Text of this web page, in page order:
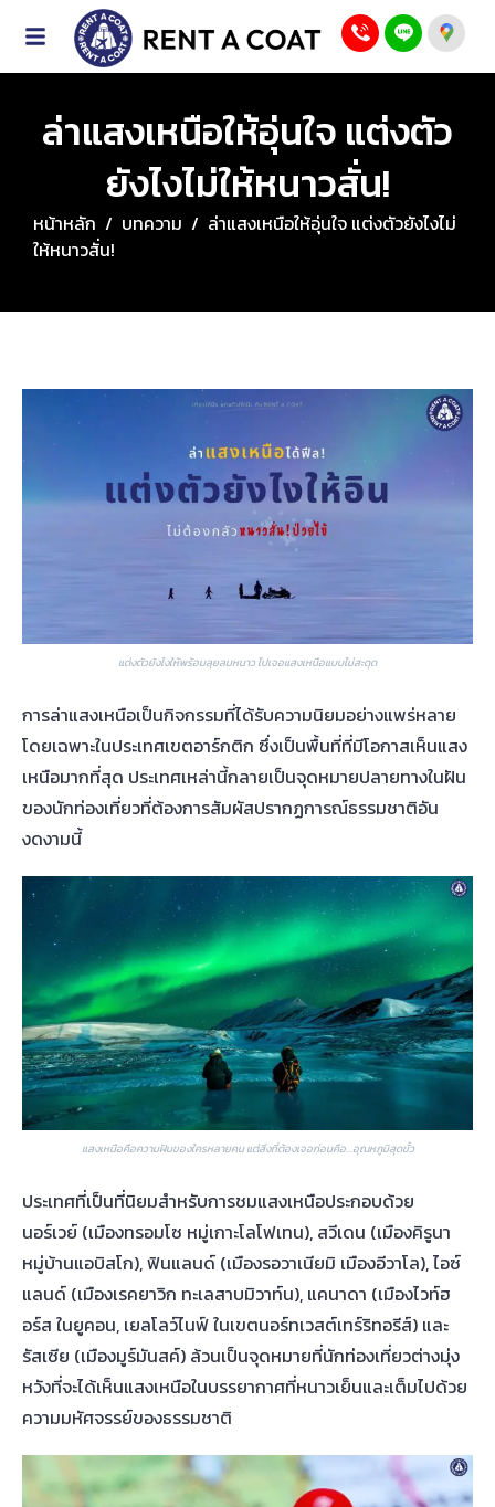
ล่าแสงเหนือให้อุ่นใจ แต่งตัว
ยังไงไม่ให้หนาวสั่น!
หน้าหลัก / บทความ / ล่าแสงเหนือให้อุ่นใจ แต่งตัวยังไงไม่
ให้หนาวสั่น!
แต่งตัวยังไงให้พร้อมลุยลมหนาว ไปเจอแสงเหนือแบบไม่สะดุด
การล่าแสงเหนือเป็นกิจกรรมที่ได้รับความนิยมอย่างแพร่หลาย
โดยเฉพาะในประเทศเขตอาร์กติก ซึ่งเป็นพื้นที่ที่มีโอกาสเห็นแสง
เหนือมากที่สุด ประเทศเหล่านี้กลายเป็นจุดหมายปลายทางในฝัน
ของนักท่องเที่ยวที่ต้องการสัมผัสปรากฏการณ์ธรรมชาติอัน
งดงามนี้
แสงเหนือคือความฝันของใครหลายคน แต่สิ่งที่ต้องเจอก่อนคือ…อุณหภูมิสุดขั้ว
ประเทศที่เป็นที่นิยมสำหรับการชมแสงเหนือประกอบด้วย
นอร์เวย์ (เมืองทรอมโซ หมู่เกาะโลโฟเทน), สวีเดน (เมืองคิรูนา
หมู่บ้านแอบิสโก), ฟินแลนด์ (เมืองรอวาเนียมิ เมืองอีวาโล), ไอซ์
แลนด์ (เมืองเรคยาวิก ทะเลสาบมิวาท์น), แคนาดา (เมืองไวท์ฮ
อร์ส ในยูคอน, เยลโลว์ไนฟ์ ในเขตนอร์ทเวสต์เทร์ริทอรีส์) และ
รัสเซีย (เมืองมูร์มันสค์) ล้วนเป็นจุดหมายที่นักท่องเที่ยวต่างมุ่ง
หวังที่จะได้เห็นแสงเหนือในบรรยากาศที่หนาวเย็นและเต็มไปด้วย
ความมหัศจรรย์ของธรรมชาติ